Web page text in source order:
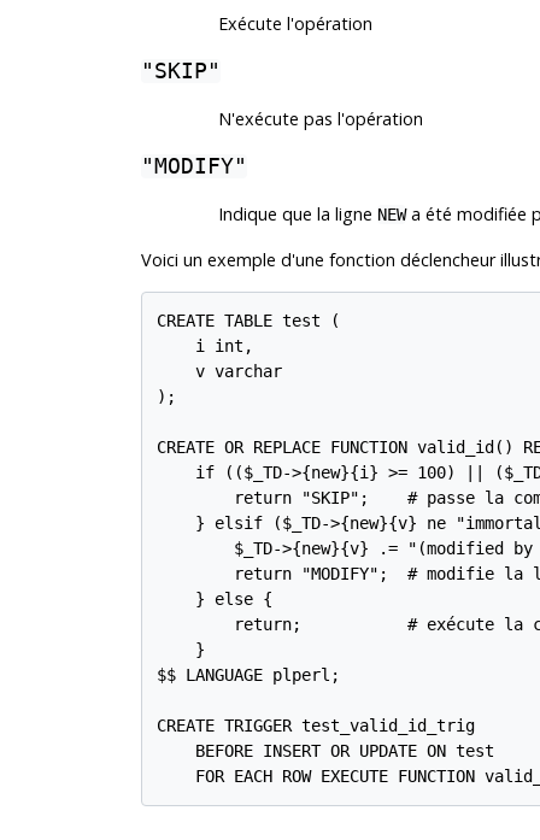
Exécute l'opération
"SKIP"
N'exécute pas l'opération
"MODIFY"
Indique que la ligne NEWa été modifiée
Voici un exemple d'une fonction déclencheur
CREATE TABLE test (
    i int,
    v varchar
);
CREATE OR REPLACE FUNCTION valid_id()
if (($_TD->{new}{i} >= 100) ||
return "SKIP";    # passe la
} elsif ($_TD->{new}{v} ne
$_TD->{new}{v} .= "(modified by
return "MODIFY";  # modifie la
    } else {
return;           # exécute la
    }
$$ LANGUAGE plperl;
CREATE TRIGGER test_valid_id_trig
    BEFORE INSERT OR UPDATE ON test
FOR EACH ROW EXECUTE FUNCTION